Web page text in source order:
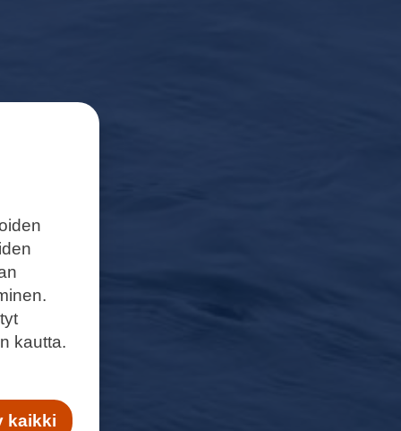
kautta.
kaikki